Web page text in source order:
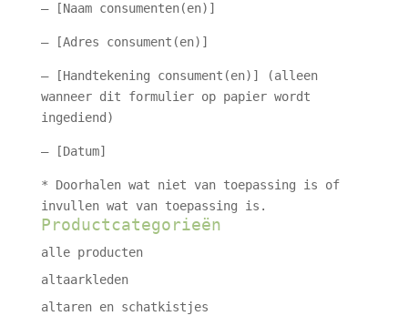
– [Naam consumenten(en)]
– [Adres consument(en)]
– [Handtekening consument(en)] (alleen
wanneer dit formulier op papier wordt
ingediend)
– [Datum]
* Doorhalen wat niet van toepassing is of
invullen wat van toepassing is.
Productcategorieën
alle producten
altaarkleden
altaren en schatkistjes